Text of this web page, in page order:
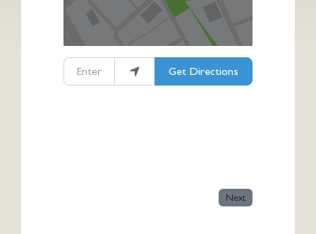
Enter your location
Get Directions
Next